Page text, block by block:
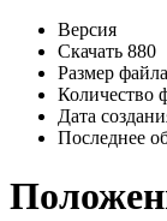
Версия
Скачать 880
Размер файла
Количество
Дата
Последнее